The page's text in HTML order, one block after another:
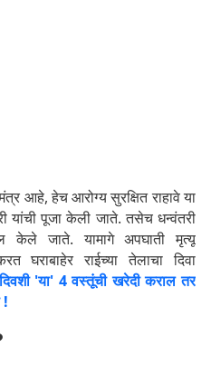
आहे, हेच आरोग्य सुरक्षित राहावे या
यांची पूजा केली जाते. तसेच धन्वंतरी
केले जाते. यामागे अपघाती मृत्यू
घराबाहेर राईच्या तेलाचा दिवा
'या' 4 वस्तूंची खरेदी कराल तर
!